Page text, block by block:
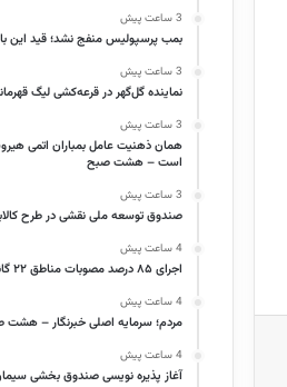
3 ساعت پیش
بمب پرسپولیس منفج نشد؛ قید این
3 ساعت پیش
نماینده گل‌گهر در قرعه‌کشی لیگ
3 ساعت پیش
همان ذهنیت عامل بمباران اتمی
است – هشت صبح
3 ساعت پیش
صندوق توسعه ملی نقشی در طرح
4 ساعت پیش
اجرای ۸۵ درصد مصوبات مناطق ۲۲ گانه شهر تهران – هشت صبح
4 ساعت پیش
مردم؛ سرمایه اصلی خبرنگار –
4 ساعت پیش
آغاز پذیره نویسی صندوق بخشی سیمان کیان از ۱۸ تا